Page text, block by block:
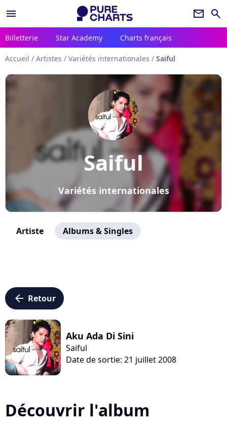
menu newsletter search
Billetterie Star Academy Charts français
Accueil / Artistes / Variétés internationales / Saiful
Saiful
Variétés internationales
Artiste Albums & Singles
arrow_left Retour
Aku Ada Di Sini
Saiful
Date de sortie: 21 juillet 2008
Découvrir l'album